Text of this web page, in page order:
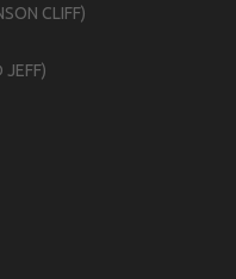
CLIFF)